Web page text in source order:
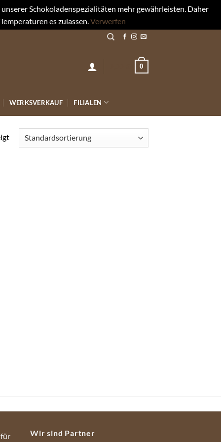
Schokoladenspezialitäten mehr gewährleisten. Daher
es zulassen.Verwerfen
0
WERKSVERKAUF FILIALEN
Wir sind Partner